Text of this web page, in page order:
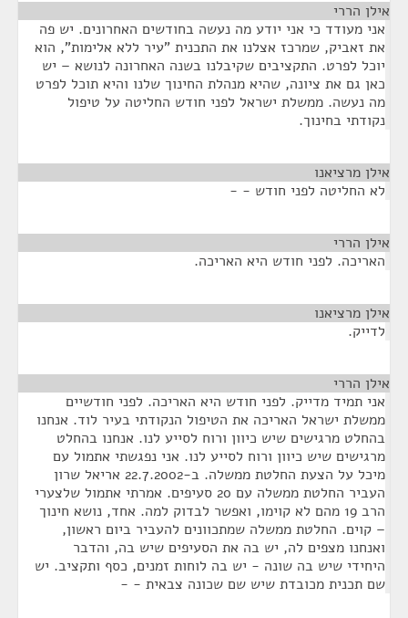
אילן הררי
אני מעודד כי אני יודע מה נעשה בחודשים האחרונים. יש פה
את זאביק, שמרכז אצלנו את התכנית "עיר ללא אלימות", הוא
יוכל לפרט. התקציבים שקיבלנו בשנה האחרונה לנושא – יש
כאן גם את ציונה, שהיא מנהלת החינוך שלנו והיא תוכל לפרט
מה נעשה. ממשלת ישראל לפני חודש החליטה על טיפול
נקודתי בחינוך.
אילן מרציאנו
לא החליטה לפני חודש - -
אילן הררי
האריכה. לפני חודש היא האריכה.
אילן מרציאנו
לדייק.
אילן הררי
אני תמיד מדייק. לפני חודש היא האריכה. לפני חודשיים
ממשלת ישראל האריכה את הטיפול הנקודתי בעיר לוד. אנחנו
בהחלט מרגישים שיש כיוון ורוח לסייע לנו. אנחנו בהחלט
מרגישים שיש כיוון ורוח לסייע לנו. אני נפגשתי אתמול עם
מיכל על הצעת החלטת ממשלה. ב-22.7.2002 אריאל שרון
העביר החלטת ממשלה עם 20 סעיפים. אמרתי אתמול שלצערי
הרב 19 מהם לא קוימו, ואפשר לבדוק למה. אחד, נושא חינוך
– קוים. החלטת ממשלה שמתכוונים להעביר ביום ראשון,
ואנחנו מצפים לה, יש בה את הסעיפים שיש בה, והדבר
היחידי שיש בה שונה - יש בה לוחות זמנים, כסף ותקציב. יש
שם תכנית מכובדת שיש שם שכונה צבאית - -